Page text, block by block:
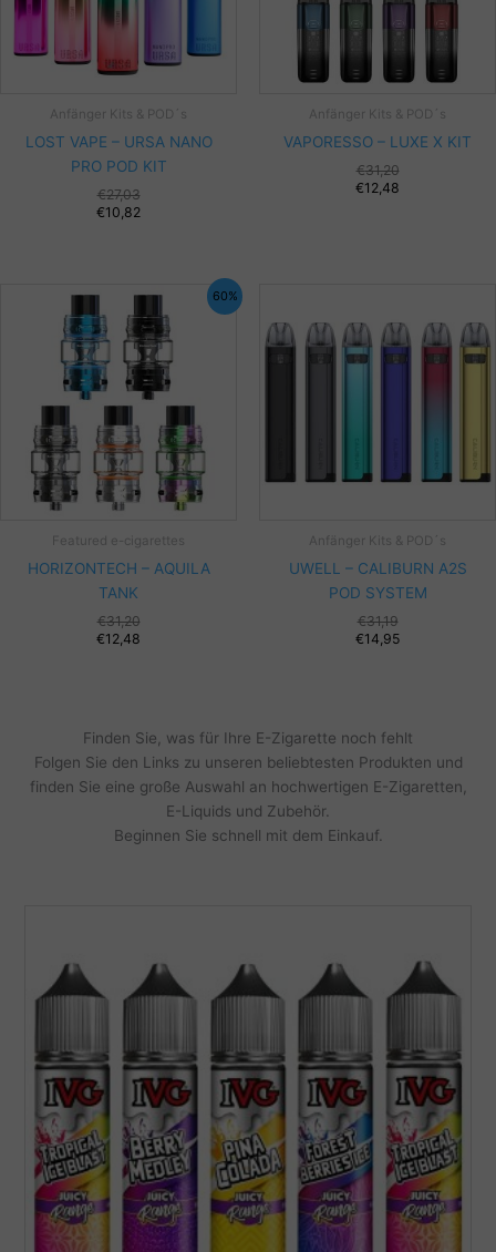
Anfänger Kits & POD´s
LOST VAPE – URSA NANO
PRO POD KIT
€27,03
€10,82
Anfänger Kits & POD´s
VAPORESSO – LUXE X KIT
€31,20
€12,48
60%
Featured e-cigarettes
HORIZONTECH – AQUILA
TANK
€31,20
€12,48
Anfänger Kits & POD´s
UWELL – CALIBURN A2S
POD SYSTEM
€31,19
Preis
€14,95
Finden Sie, was für Ihre E-Zigarette noch fehlt
Folgen Sie den Links zu unseren beliebtesten Produkten und
finden Sie eine große Auswahl an hochwertigen E-Zigaretten,
E-Liquids und Zubehör.
Beginnen Sie schnell mit dem Einkauf.